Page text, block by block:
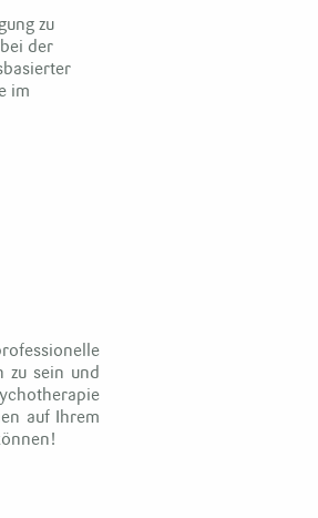
zu
der
im
zu sein und
auf Ihrem